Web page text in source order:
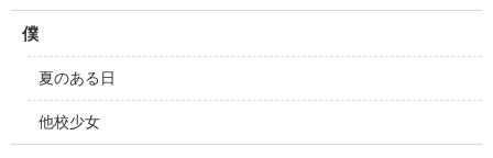
僕
夏のある日
他校少女